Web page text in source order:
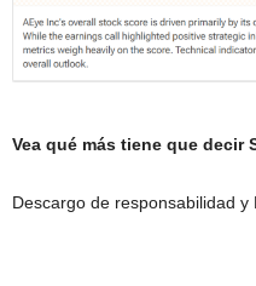
Vea qué más tiene que decir
Descargo de responsabilidad